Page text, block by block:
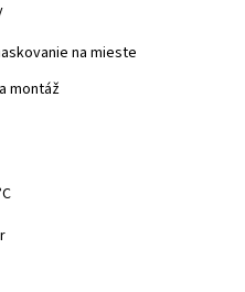
na mieste
montáž